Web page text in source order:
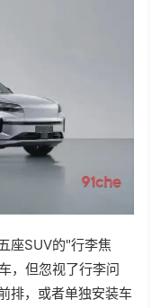
座SUV的"行李焦
，但忽视了行李问
排，或者单独安装车